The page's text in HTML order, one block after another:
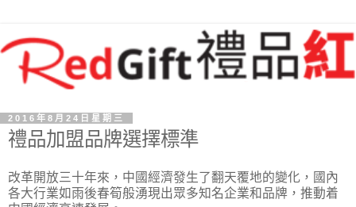
2016年8月24日星期三
禮品加盟品牌選擇標準
改革開放三十年來，中國經濟發生了翻天覆地的變化，國內
各大行業如雨後春筍般湧現出眾多知名企業和品牌，推動着